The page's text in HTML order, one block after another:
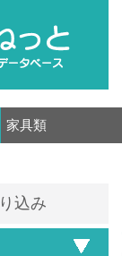
込み